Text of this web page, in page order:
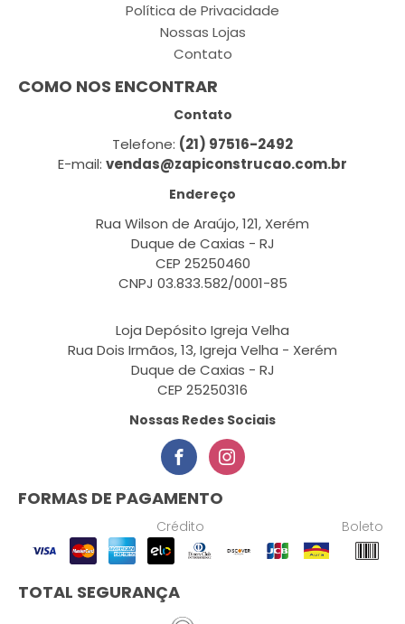
Política de Privacidade
Nossas Lojas
Contato
COMO NOS ENCONTRAR
Contato
Telefone: (21) 97516-2492
E-mail: vendas@zapiconstrucao.com.br
Endereço
Rua Wilson de Araújo, 121, Xerém
Duque de Caxias - RJ
CEP 25250460
CNPJ 03.833.582/0001-85
Loja Depósito Igreja Velha
Rua Dois Irmãos, 13, Igreja Velha - Xerém
Duque de Caxias - RJ
CEP 25250316
Nossas Redes Sociais
FORMAS DE PAGAMENTO
Crédito Boleto
TOTAL SEGURANÇA